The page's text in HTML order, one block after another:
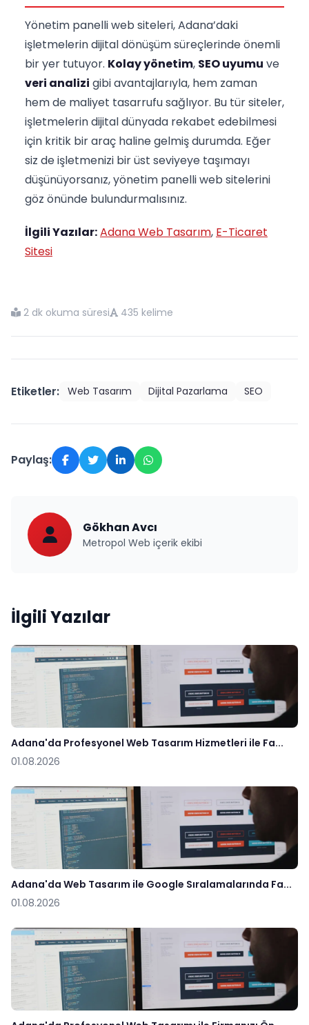
Yönetim panelli web siteleri, Adana’daki
işletmelerin dijital dönüşüm süreçlerinde önemli
bir yer tutuyor. Kolay yönetim, SEO uyumu ve
veri analizi gibi avantajlarıyla, hem zaman
hem de maliyet tasarrufu sağlıyor. Bu tür siteler,
işletmelerin dijital dünyada rekabet edebilmesi
için kritik bir araç haline gelmiş durumda. Eğer
siz de işletmenizi bir üst seviyeye taşımayı
düşünüyorsanız, yönetim panelli web sitelerini
göz önünde bulundurmalısınız.
İlgili Yazılar:Adana Web Tasarım, E-Ticaret
Sitesi
2 dk okuma süresi 435 kelime
Etiketler: Web Tasarım Dijital Pazarlama SEO
Paylaş:
Gökhan Avcı
Metropol Web içerik ekibi
İlgili Yazılar
Adana'da Profesyonel Web Tasarım Hizmetleri ile Fa...
01.08.2026
Adana'da Web Tasarım ile Google Sıralamalarında Fa...
01.08.2026